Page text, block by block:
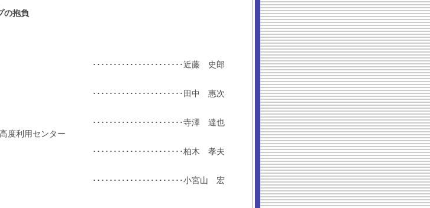
の抱負
･･････････････････････近藤 史郎
･･････････････････････田中 惠次
･･････････････････････寺澤 達也
度利用センター
･･････････････････････柏木 孝夫
･･････････････････････小宮山 宏